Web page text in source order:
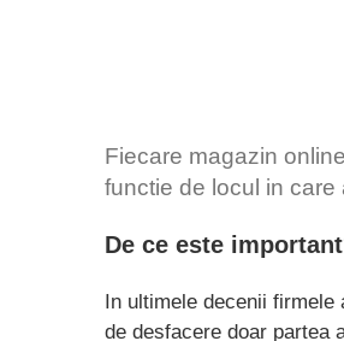
Fiecare magazin
functie de locul in care
De ce este
In ultimele decenii
de desfacere doar partea